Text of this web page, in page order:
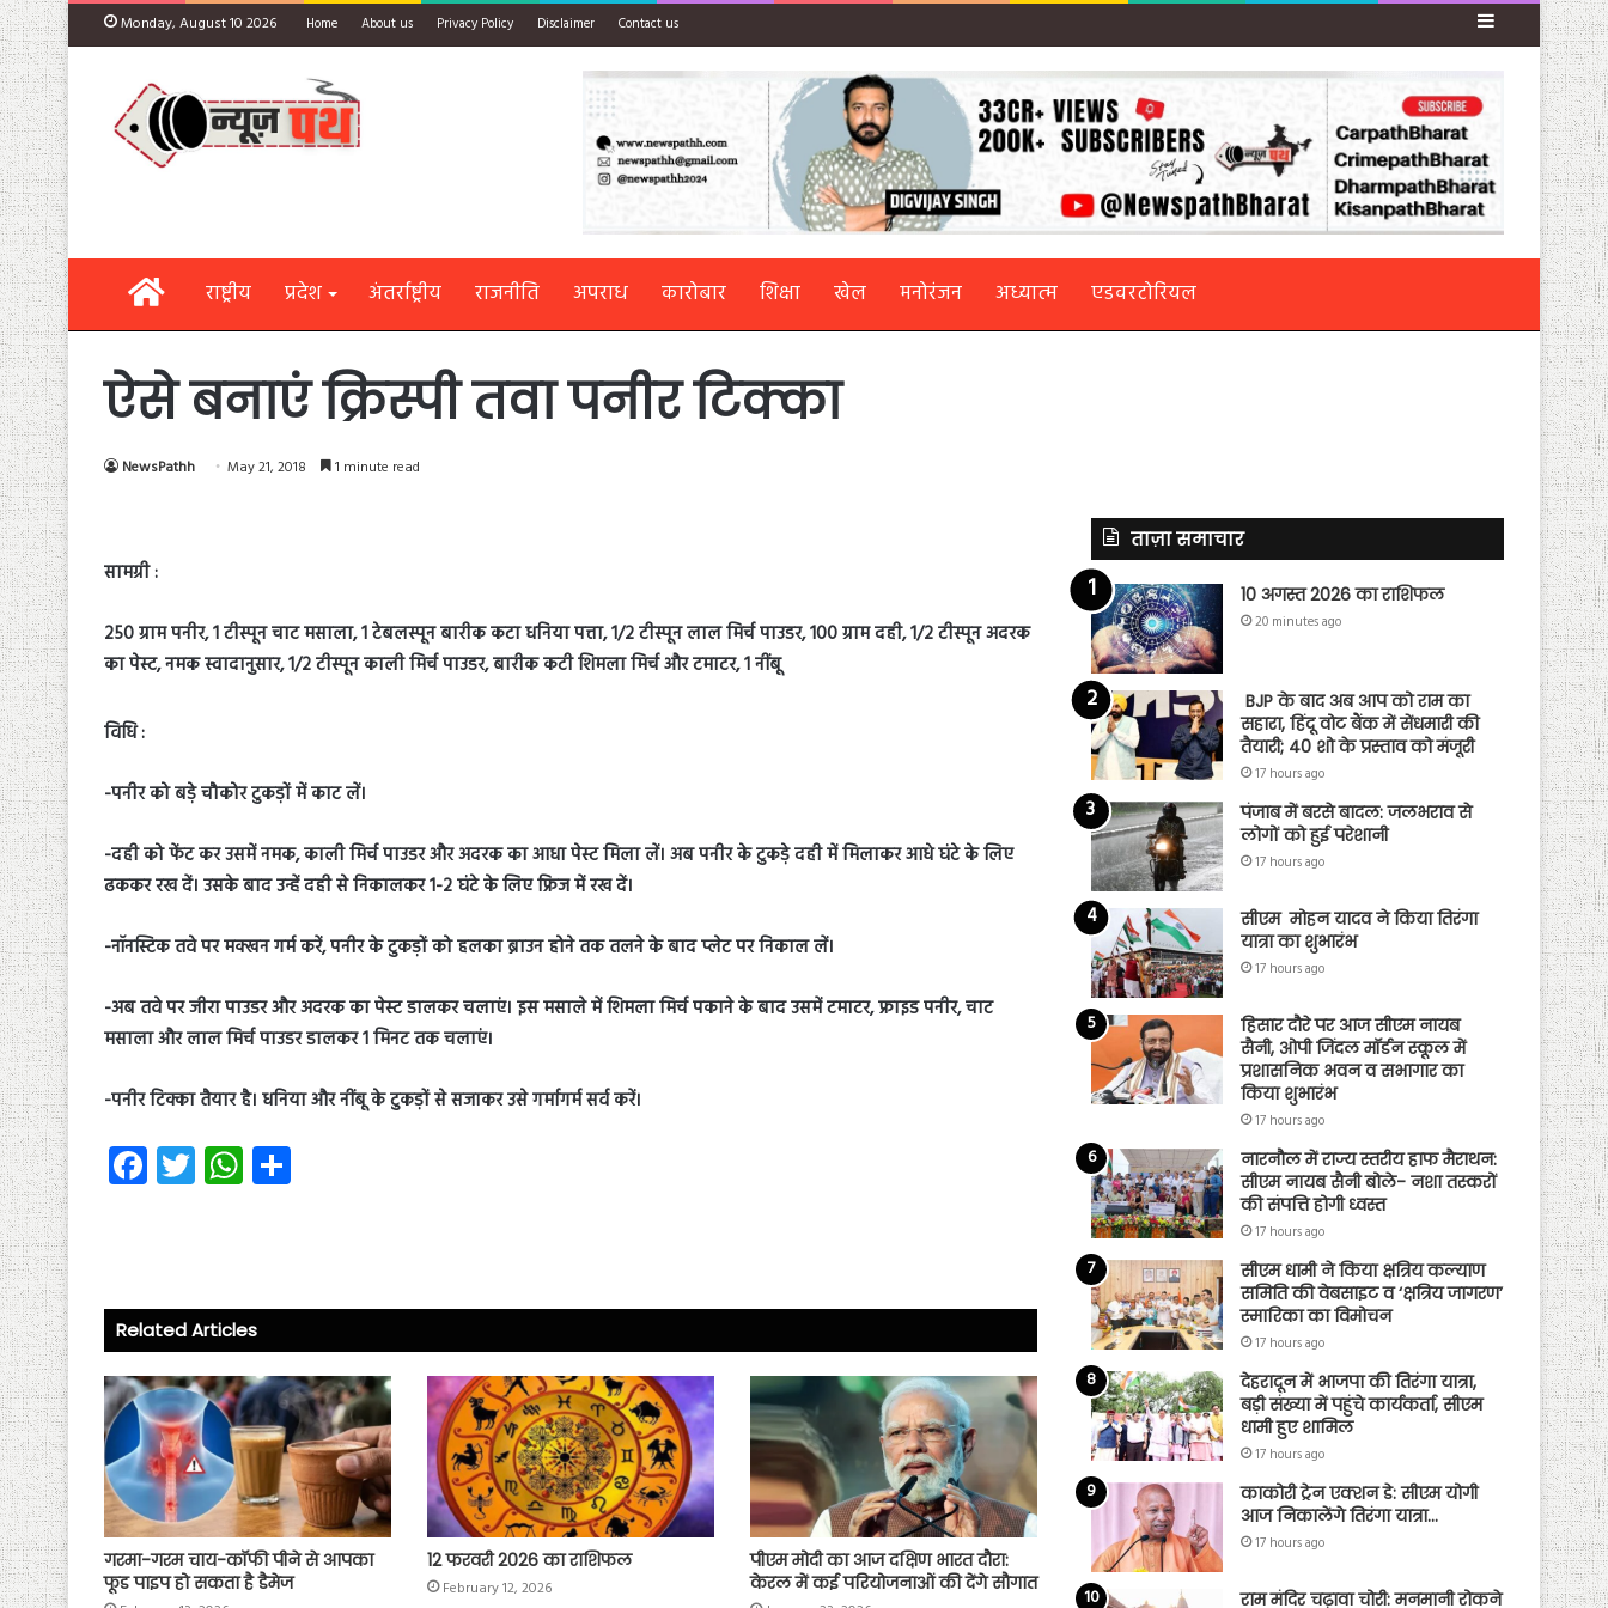
Monday, August 10 2026 Home About us Privacy Policy Disclaimer Contact us Sidebar
Homeराष्ट्रीय प्रदेश अंतर्राष्ट्रीय राजनीति अपराध कारोबार शिक्षा खेल मनोरंजन अध्यात्म एडवरटोरियल
ऐसे बनाएं क्रिस्पी तवा पनीर टिक्का
NewsPathh May 21, 2018 1 minute read
सामग्री :
250 ग्राम पनीर, 1 टीस्पून चाट मसाला, 1 टेबलस्पून बारीक कटा धनिया पत्ता, 1/2 टीस्पून लाल मिर्च पाउडर, 100 ग्राम दही, 1/2 टीस्पून अदरक
का पेस्ट, नमक स्वादानुसार, 1/2 टीस्पून काली मिर्च पाउडर, बारीक कटी शिमला मिर्च और टमाटर, 1 नींबू
विधि :
-पनीर को बड़े चौकोर टुकड़ों में काट लें।
-दही को फेंट कर उसमें नमक, काली मिर्च पाउडर और अदरक का आधा पेस्ट मिला लें। अब पनीर के टुकड़े दही में मिलाकर आधे घंटे के लिए
ढककर रख दें। उसके बाद उन्हें दही से निकालकर 1-2 घंटे के लिए फ्रिज में रख दें।
-नॉनस्टिक तवे पर मक्खन गर्म करें, पनीर के टुकड़ों को हलका ब्राउन होने तक तलने के बाद प्लेट पर निकाल लें।
-अब तवे पर जीरा पाउडर और अदरक का पेस्ट डालकर चलाएं। इस मसाले में शिमला मिर्च पकाने के बाद उसमें टमाटर, फ्राइड पनीर, चाट
मसाला और लाल मिर्च पाउडर डालकर 1 मिनट तक चलाएं।
-पनीर टिक्का तैयार है। धनिया और नींबू के टुकड़ों से सजाकर उसे गर्मागर्म सर्व करें।
Fa
ce
ok
T
wi
W
ha
p
p
Related Articles
गरमा-गरम चाय-कॉफी पीने से आपका
फूड पाइप हो सकता है डैमेज
12 फरवरी 2026 का राशिफल
February 12, 2026
पीएम मोदी का आज दक्षिण भारत दौरा:
केरल में कई परियोजनाओं की देंगे सौगात
ताज़ा समाचार
10 अगस्त 2026 का राशिफल
20 minutes ago
BJP के बाद अब आप को राम का
सहारा, हिंदू वोट बैंक में सेंधमारी की
तैयारी; 40 शो के प्रस्ताव को मंजूरी
17 hours ago
पंजाब में बरसे बादल: जलभराव से
लोगों को हुई परेशानी
17 hours ago
सीएम मोहन यादव ने किया तिरंगा
यात्रा का शुभारंभ
17 hours ago
हिसार दौरे पर आज सीएम नायब
सैनी, ओपी जिंदल मॉर्डन स्कूल में
प्रशासनिक भवन व सभागार का
किया शुभारंभ
17 hours ago
नारनौल में राज्य स्तरीय हाफ मैराथन:
सीएम नायब सैनी बोले- नशा तस्करों
की संपत्ति होगी ध्वस्त
17 hours ago
सीएम धामी ने किया क्षत्रिय कल्याण
समिति की वेबसाइट व ‘क्षत्रिय जागरण’
स्मारिका का विमोचन
17 hours ago
देहरादून में भाजपा की तिरंगा यात्रा,
बड़ी संख्या में पहुंचे कार्यकर्ता, सीएम
धामी हुए शामिल
17 hours ago
काकोरी ट्रेन एक्शन डे: सीएम योगी
आज निकालेंगे तिरंगा यात्रा…
17 hours ago
राम मंदिर चढ़ावा चोरी: मनमानी रोकने